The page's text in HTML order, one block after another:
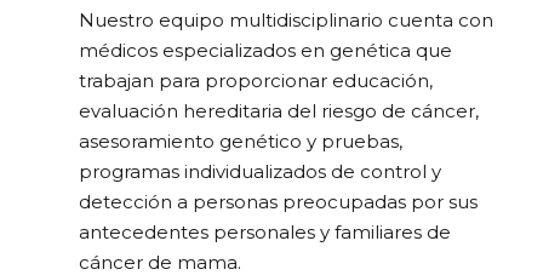
Nuestro equipo multidisciplinario cuenta con
médicos especializados en genética que
trabajan para proporcionar educación,
evaluación hereditaria del riesgo de cáncer,
asesoramiento genético y pruebas,
programas individualizados de control y
detección a personas preocupadas por sus
antecedentes personales y familiares de
cáncer de mama.